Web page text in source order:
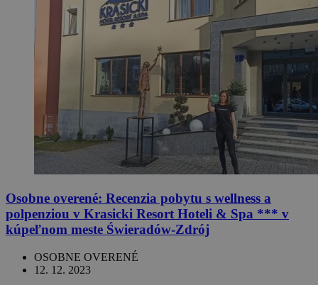
Osobne overené: Recenzia pobytu s wellness a
polpenziou v Krasicki Resort Hoteli & Spa *** v
kúpeľnom meste Świeradów-Zdrój
OSOBNE OVERENÉ
12. 12. 2023